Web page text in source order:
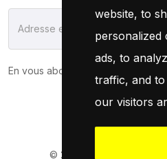
website, to
personalized
ads, to
traffic, and
our visitors
En vous abonnant, vous acceptez
© 2026